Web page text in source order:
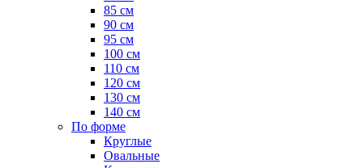
85 см
90 см
95 см
100 см
110 см
120 см
130 см
140 см
По форме
Круглые
Овальные